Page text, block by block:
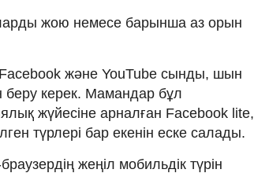
жою немесе барынша аз орын
және YouTube сынды, шын
керек. Мамандар бұл
жүйесіне арналған Facebook lite,
түрлері бар екенін еске салады.
жеңіл мобильдік түрін